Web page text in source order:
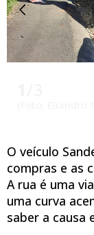
Slide anterior
O veículo
compras e as
A rua é uma
uma curva
saber a causa